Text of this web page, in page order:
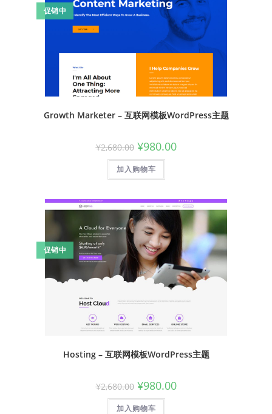
促销中
Growth Marketer – 互联网模板WordPress主题
¥2,680.00 ¥980.00
加入购物车
促销中
Hosting – 互联网模板WordPress主题
¥2,680.00 ¥980.00
加入购物车